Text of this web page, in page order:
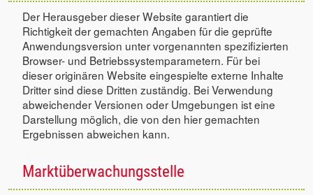
Der Herausgeber dieser Website garantiert die
Richtigkeit der gemachten Angaben für die geprüfte
Anwendungsversion unter vorgenannten spezifizierten
Browser- und Betriebssystemparametern. Für bei
dieser originären Website eingespielte externe Inhalte
Dritter sind diese Dritten zuständig. Bei Verwendung
abweichender Versionen oder Umgebungen ist eine
Darstellung möglich, die von den hier gemachten
Ergebnissen abweichen kann.
Marktüberwachungsstelle